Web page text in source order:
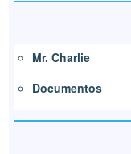
Mr. Charlie
Documentos